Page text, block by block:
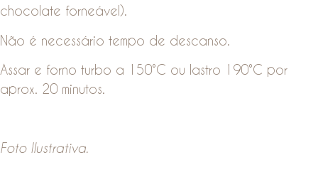
chocolate forneável).
Não é necessário tempo de descanso.
Assar e forno turbo a 150°C ou lastro 190°C por
aprox. 20 minutos.
Foto Ilustrativa.